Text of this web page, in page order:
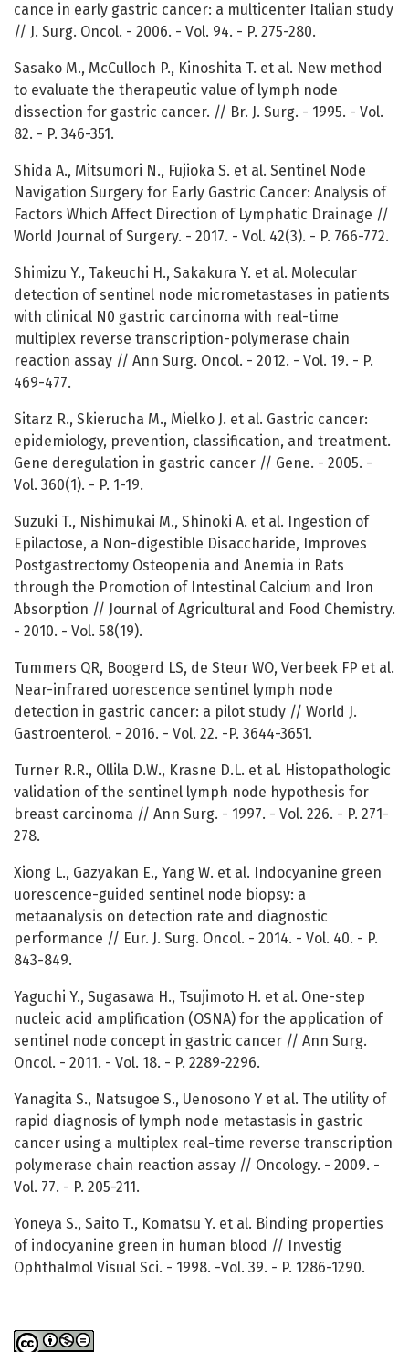
cance in early gastric cancer: a multicenter Italian study
// J. Surg. Oncol. - 2006. - Vol. 94. - P. 275-280.
Sasako M., McCulloch P., Kinoshita T. et al. New method
to evaluate the therapeutic value of lymph node
dissection for gastric cancer. // Br. J. Surg. - 1995. - Vol.
82. - P. 346-351.
Shida A., Mitsumori N., Fujioka S. et al. Sentinel Node
Navigation Surgery for Early Gastric Cancer: Analysis of
Factors Which Affect Direction of Lymphatic Drainage //
World Journal of Surgery. - 2017. - Vol. 42(3). - P. 766-772.
Shimizu Y., Takeuchi H., Sakakura Y. et al. Molecular
detection of sentinel node micrometastases in patients
with clinical N0 gastric carcinoma with real-time
multiplex reverse transcription-polymerase chain
reaction assay // Ann Surg. Oncol. - 2012. - Vol. 19. - P.
469-477.
Sitarz R., Skierucha M., Mielko J. et al. Gastric cancer:
epidemiology, prevention, classification, and treatment.
Gene deregulation in gastric cancer // Gene. - 2005. -
Vol. 360(1). - P. 1-19.
Suzuki T., Nishimukai M., Shinoki A. et al. Ingestion of
Epilactose, a Non-digestible Disaccharide, Improves
Postgastrectomy Osteopenia and Anemia in Rats
through the Promotion of Intestinal Calcium and Iron
Absorption // Journal of Agricultural and Food Chemistry.
- 2010. - Vol. 58(19).
Tummers QR, Boogerd LS, de Steur WO, Verbeek FP et al.
Near-infrared uorescence sentinel lymph node
detection in gastric cancer: a pilot study // World J.
Gastroenterol. - 2016. - Vol. 22. -P. 3644-3651.
Turner R.R., Ollila D.W., Krasne D.L. et al. Histopathologic
validation of the sentinel lymph node hypothesis for
breast carcinoma // Ann Surg. - 1997. - Vol. 226. - P. 271-
278.
Xiong L., Gazyakan E., Yang W. et al. Indocyanine green
uorescence-guided sentinel node biopsy: a
metaanalysis on detection rate and diagnostic
performance // Eur. J. Surg. Oncol. - 2014. - Vol. 40. - P.
843-849.
Yaguchi Y., Sugasawa H., Tsujimoto H. et al. One-step
nucleic acid amplification (OSNA) for the application of
sentinel node concept in gastric cancer // Ann Surg.
Oncol. - 2011. - Vol. 18. - P. 2289-2296.
Yanagita S., Natsugoe S., Uenosono Y et al. The utility of
rapid diagnosis of lymph node metastasis in gastric
cancer using a multiplex real-time reverse transcription
polymerase chain reaction assay // Oncology. - 2009. -
Vol. 77. - P. 205-211.
Yoneya S., Saito Т., Komatsu Y. et al. Binding properties
of indocyanine green in human blood // Investig
Ophthalmol Visual Sci. - 1998. -Vol. 39. - P. 1286-1290.